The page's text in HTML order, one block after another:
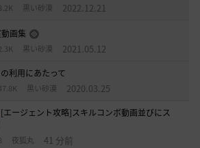
黒い砂漠 2022.12.21
画集
黒い砂漠 2021.05.12
利用にあたって
黒い砂漠 2020.03.25
[エージェント攻略]スキルコンボ動画並びにス
夜狐丸 41 分前